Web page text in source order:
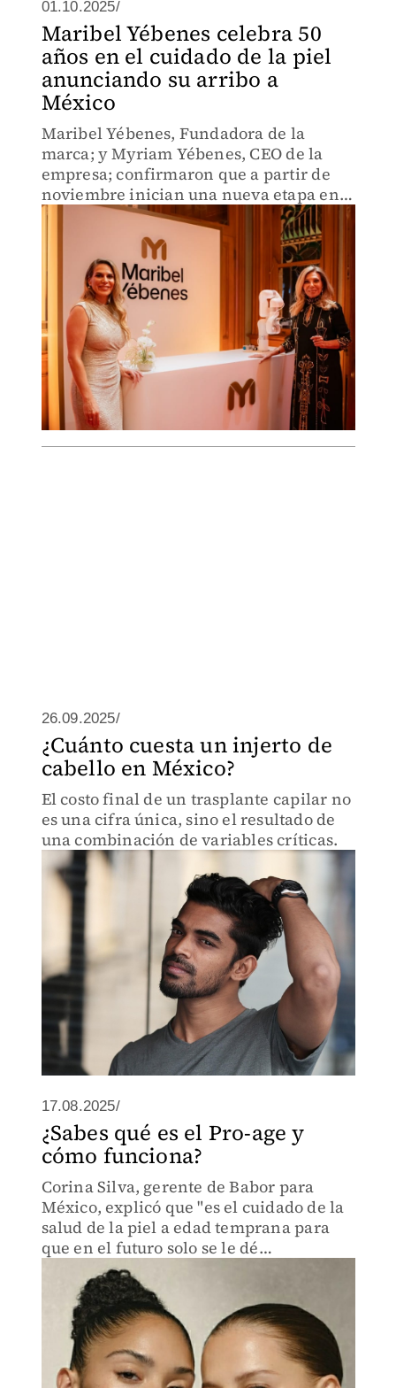
01.10.2025/
Maribel Yébenes celebra 50
años en el cuidado de la piel
anunciando su arribo a
México
Maribel Yébenes, Fundadora de la
marca; y Myriam Yébenes, CEO de la
empresa; confirmaron que a partir de
noviembre inician una nueva etapa en
su historia al traer sus conocimientos y
experiencia a la sede que tendrán en
nuestro país
26.09.2025/
¿Cuánto cuesta un injerto de
cabello en México?
El costo final de un trasplante capilar no
es una cifra única, sino el resultado de
una combinación de variables críticas.
17.08.2025/
¿Sabes qué es el Pro-age y
cómo funciona?
Corina Silva, gerente de Babor para
México, explicó que "es el cuidado de la
salud de la piel a edad temprana para
que en el futuro solo se le dé
mantenimiento y no requiera de
productos más invasivos", en la
experiencia donde presentó Nutri
Restore